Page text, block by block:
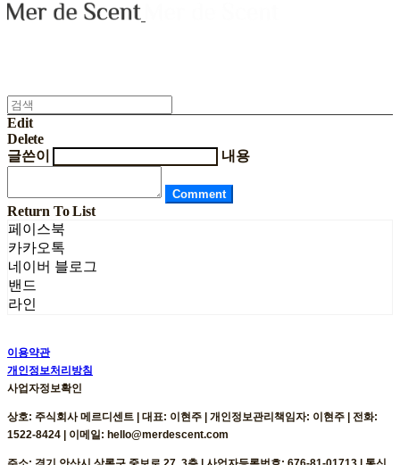
Edit
Delete
글쓴이
내용
Comment
Return To List
페이스북
카카오톡
네이버 블로그
밴드
라인
이용약관
개인정보처리방침
사업자정보확인
상호: 주식회사 메르디센트 | 대표: 이현주 | 개인정보관리책임자: 이현주 | 전화:
1522-8424 | 이메일: hello@merdescent.com